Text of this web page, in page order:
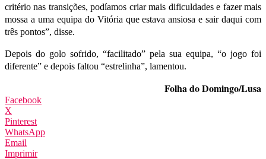
critério nas transições, podíamos criar mais dificuldades e fazer mais
mossa a uma equipa do Vitória que estava ansiosa e sair daqui com
três pontos”, disse.
Depois do golo sofrido, “facilitado” pela sua equipa, “o jogo foi
diferente” e depois faltou “estrelinha”, lamentou.
Folha do Domingo/Lusa
Facebook
X
Pinterest
WhatsApp
Email
Imprimir